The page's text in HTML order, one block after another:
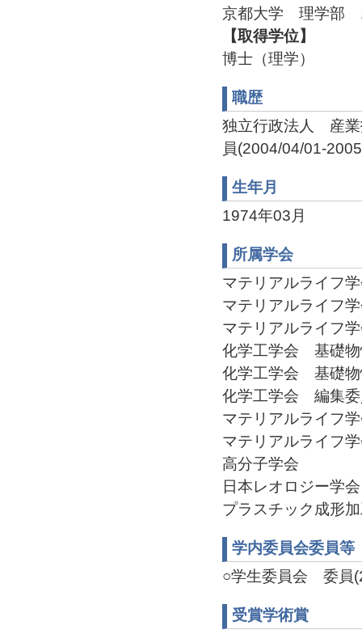
京都大学 理学部
【取得学位】
博士（理学）
職歴
独立行政法人 産
員(2004/04/01-
生年月
1974年03月
所属学会
マテリアルライフ
マテリアルライフ
マテリアルライフ
化学工学会 基礎物
化学工学会 基礎物
化学工学会 編集委
マテリアルライフ
マテリアルライフ
高分子学会
日本レオロジー学会
プラスチック成形
学内委員会委員等
○学生委員会 委員
受賞学術賞